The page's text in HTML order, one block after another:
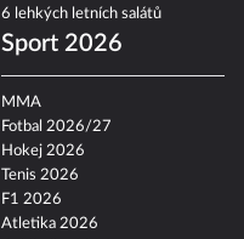
6 lehkých letních salátů
Sport 2026
MMA
Fotbal 2026/27
Hokej 2026
Tenis 2026
F1 2026
Atletika 2026